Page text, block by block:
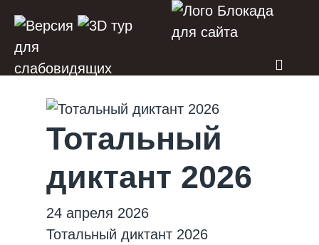
Тотальный
диктант 2026
24 апреля 2026
Тотальный диктант 2026